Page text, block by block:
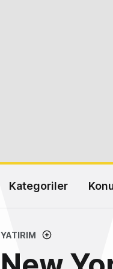
Kategoriler
YATIRIM